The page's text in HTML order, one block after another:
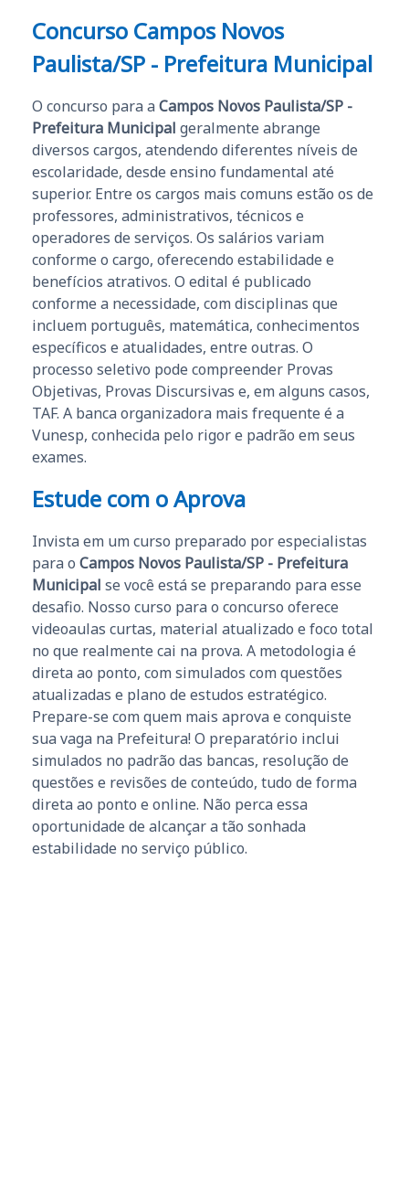
Concurso Campos Novos
Paulista/SP - Prefeitura Municipal
O concurso para a Campos Novos Paulista/SP -
Prefeitura Municipal geralmente abrange
diversos cargos, atendendo diferentes níveis de
escolaridade, desde ensino fundamental até
superior. Entre os cargos mais comuns estão os de
professores, administrativos, técnicos e
operadores de serviços. Os salários variam
conforme o cargo, oferecendo estabilidade e
benefícios atrativos. O edital é publicado
conforme a necessidade, com disciplinas que
incluem português, matemática, conhecimentos
específicos e atualidades, entre outras. O
processo seletivo pode compreender Provas
Objetivas, Provas Discursivas e, em alguns casos,
TAF. A banca organizadora mais frequente é a
Vunesp, conhecida pelo rigor e padrão em seus
exames.
Estude com o Aprova
Invista em um curso preparado por especialistas
para o Campos Novos Paulista/SP - Prefeitura
Municipal se você está se preparando para esse
desafio. Nosso curso para o concurso oferece
videoaulas curtas, material atualizado e foco total
no que realmente cai na prova. A metodologia é
direta ao ponto, com simulados com questões
atualizadas e plano de estudos estratégico.
Prepare-se com quem mais aprova e conquiste
sua vaga na Prefeitura! O preparatório inclui
simulados no padrão das bancas, resolução de
questões e revisões de conteúdo, tudo de forma
direta ao ponto e online. Não perca essa
oportunidade de alcançar a tão sonhada
estabilidade no serviço público.